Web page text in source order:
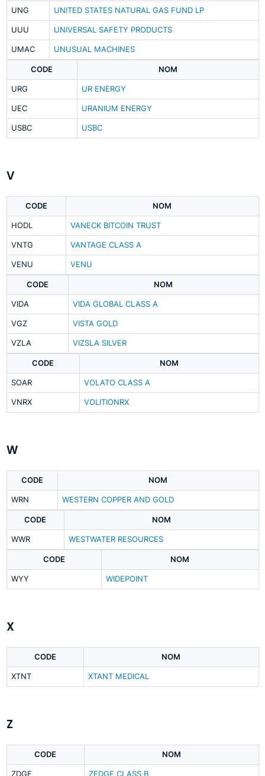
UNG UNITED STATES NATURAL GAS FUND LP
UUU UNIVERSAL SAFETY PRODUCTS
UMAC UNUSUAL MACHINES
CODE NOM
URG UR ENERGY
UEC URANIUM ENERGY
USBC USBC
V
CODE NOM
HODL VANECK BITCOIN TRUST
VNTG VANTAGE CLASS A
VENU VENU
CODE NOM
VIDA VIDA GLOBAL CLASS A
VGZ VISTA GOLD
VZLA VIZSLA SILVER
CODE NOM
SOAR VOLATO CLASS A
VNRX VOLITIONRX
W
CODE NOM
WRN WESTERN COPPER AND GOLD
CODE NOM
WWR WESTWATER RESOURCES
CODE NOM
WYY WIDEPOINT
X
CODE NOM
XTNT XTANT MEDICAL
Z
CODE NOM
ZDGE ZEDGE CLASS B